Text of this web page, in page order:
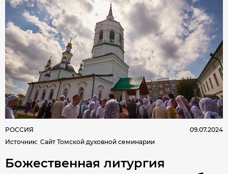
РОССИЯ
09.07.2024
Источник: Сайт Томской духовной семинарии
Божественная литургия